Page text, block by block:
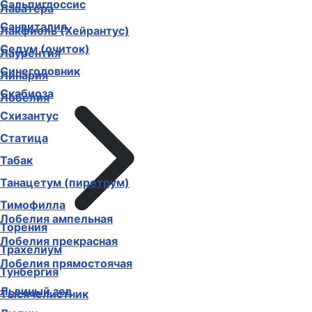
Лаватера
Лакфиоль (Хейрантус)
Лаурентия
Линария
Лобелия
Лобелия ампельная
Лобелия прекрасная
Лобелия прямостоячая
Львиный зев
Сальпиглоссис
Санвиталия
Седум (очиток)
Синеголовник
Скабиоза
Схизантус
Статица
Табак
Танацетум (пиретрум)
Тимофилла
Торения
Трахелиум
Тунбергия
Тысячелистник